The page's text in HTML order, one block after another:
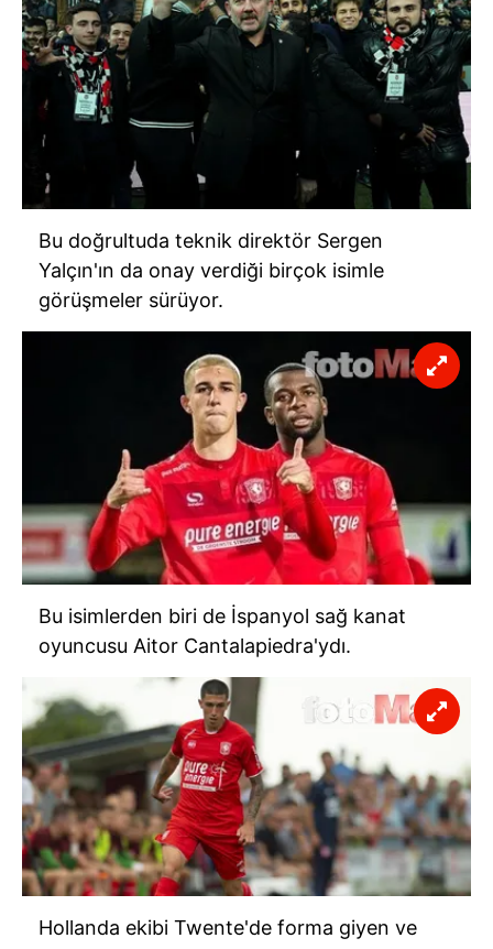
Bu doğrultuda teknik direktör Sergen
Yalçın'ın da onay verdiği birçok isimle
görüşmeler sürüyor.
Bu isimlerden biri de İspanyol sağ kanat
oyuncusu Aitor Cantalapiedra'ydı.
Hollanda ekibi Twente'de forma giyen ve